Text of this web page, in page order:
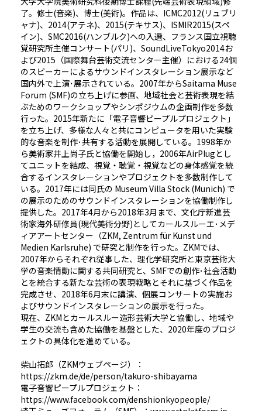
了。修士(音楽)、博士(美術)。作品は、ICMC2012(リュブリ
ャナ)、2014(アテネ)、2015(テキサス)、ISMIR2015(スペ
イン)、SMC2016(ハンブルク)への入選、フランス国立視聴
覚研究所主催コンサート(パリ)、SoundLiveTokyo2014お
よび2015（国際舞台芸術交流センター主催）における24個
のスピーカーによるサウンドインスタレーション展示など
国内外で上演･展示されている。2007年からSaitama Muse
Forum (SMF)の立ち上げに参画、地域社会と芸術表現を結
ぶためのワークショップやシンポジウムの企画制作を多数
行った。2015年新たに「電子音響ピープルプロジェクト」
を立ち上げ、多様な人々と共にコンピュータを用いた実験
的な音楽を制作･共有する活動を展開している。1998年か
ら美術家井上尚子氏と協働を開始し，2006年AirPlugとし
てユニットを結成、視覚・聴覚・視覚などの身体感覚を統
合するインスタレーションやプロジェクトを多数制作して
いる。2017年には同氏の Museum Villa Stock (Munich) で
の展示のためのサウンドインスタレーションを協働制作し
提供した。2017年4月から2018年3月まで、文化庁新進芸
術家海外研修員(現代美術分野)としてカールスルーエ･メデ
ィアアートセンター（ZKM, Zentrum für Kunst und
Medien Karlsruhe) で研究と制作を行った。ZKMでは、
2007年からそれぞれ従事した、理化学研究所と東京芸術大
学の音楽情動に関する共同研究と、SMFでの創作･社会活動
とを統合する新たな芸術の表現戦略とそれに基づく作品を
完成させ、2018年6月末に講演、個展コンサートの実施お
よびサウンドインスタレーションの展示を行った。
現在、ZKMとカールスルー造形芸術大学と協働し、地域や
学生の交流も含めた協働を基盤とした、2020年度のプロジ
ェクトの具体化を進めている。
柴山拓郎（ZKMウェブページ）：
https://zkm.de/de/person/takuro-shibayama
電子音響ピープルプロジェクト：
https://www.facebook.com/denshionkyopeople/